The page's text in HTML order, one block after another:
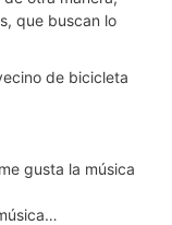
que buscan lo
de bicicleta
gusta la música